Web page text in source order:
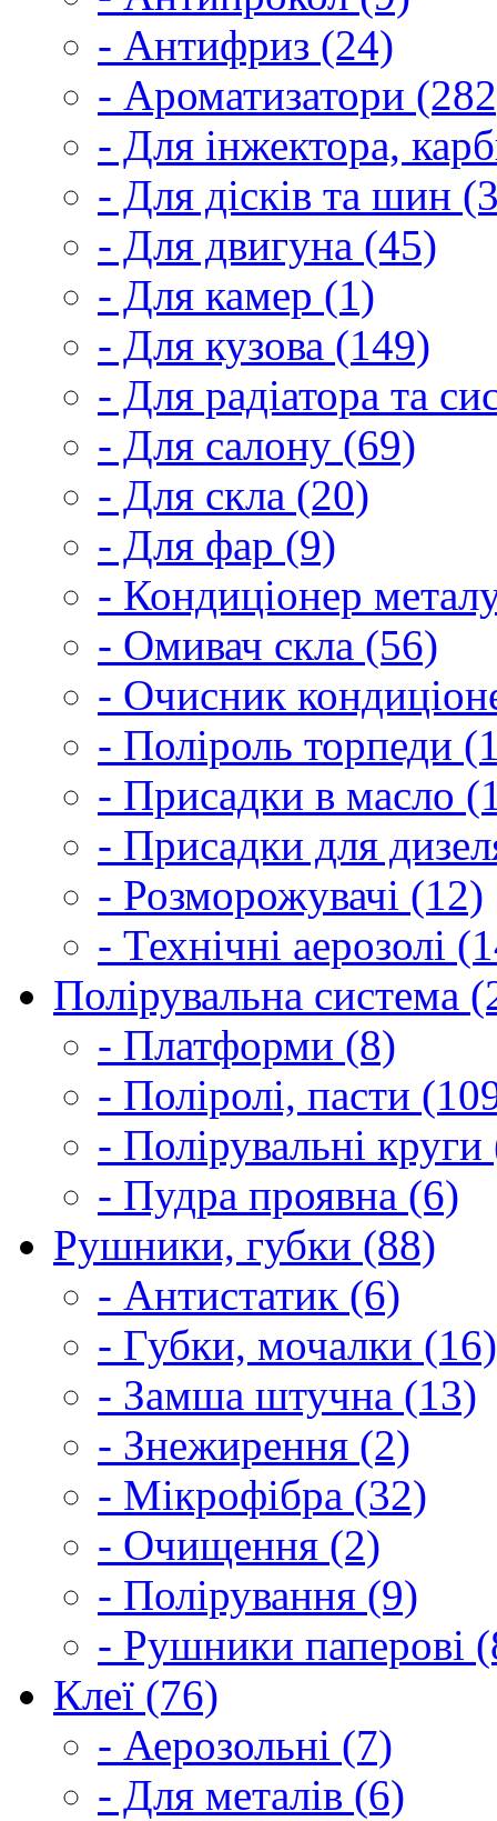
- Антифриз (24)
- Ароматизатори
- Для інжектора,
- Для дісків та шин
- Для двигуна (45)
- Для камер (1)
- Для кузова (149)
- Для радіатора та
- Для салону (69)
- Для скла (20)
- Для фар (9)
- Кондиціонер
- Омивач скла (56)
- Очисник
- Поліроль торпеди
- Присадки в масло
- Присадки для
- Розморожувачі (12)
- Технічні аерозолі
Полірувальна система
- Платформи (8)
- Поліролі, пасти
- Полірувальні
- Пудра проявна (6)
Рушники, губки (88)
- Антистатик (6)
- Губки, мочалки (16)
- Замша штучна (13)
- Знежирення (2)
- Мікрофібра (32)
- Очищення (2)
- Полірування (9)
- Рушники паперові
Клеї (76)
- Аерозольні (7)
- Для металів (6)